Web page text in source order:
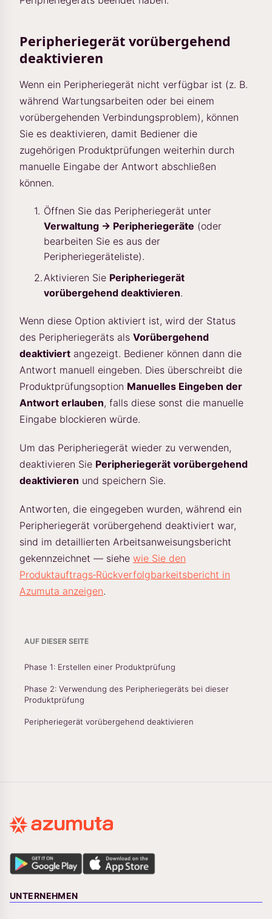
Peripheriegerät vorübergehend
deaktivieren
Wenn ein Peripheriegerät nicht verfügbar ist (z. B.
während Wartungsarbeiten oder bei einem
vorübergehenden Verbindungsproblem), können
Sie es deaktivieren, damit Bediener die
zugehörigen Produktprüfungen weiterhin durch
manuelle Eingabe der Antwort abschließen
können.
Öffnen Sie das Peripheriegerät unter
Verwaltung → Peripheriegeräte (oder
bearbeiten Sie es aus der
Peripheriegeräteliste).
Aktivieren Sie Peripheriegerät
vorübergehend deaktivieren.
Wenn diese Option aktiviert ist, wird der Status
des Peripheriegeräts als Vorübergehend
deaktiviert angezeigt. Bediener können dann die
Antwort manuell eingeben. Dies überschreibt die
Produktprüfungsoption Manuelles Eingeben der
Antwort erlauben, falls diese sonst die manuelle
Eingabe blockieren würde.
Um das Peripheriegerät wieder zu verwenden,
deaktivieren Sie Peripheriegerät vorübergehend
deaktivieren und speichern Sie.
Antworten, die eingegeben wurden, während ein
Peripheriegerät vorübergehend deaktiviert war,
sind im detaillierten Arbeitsanweisungsbericht
gekennzeichnet — siehe wie Sie den
Produktauftrags‑Rückverfolgbarkeitsbericht in
Azumuta anzeigen.
AUF DIESER SEITE
Phase 1: Erstellen einer Produktprüfung
Phase 2: Verwendung des Peripheriegeräts bei dieser
Produktprüfung
Peripheriegerät vorübergehend deaktivieren
UNTERNEHMEN